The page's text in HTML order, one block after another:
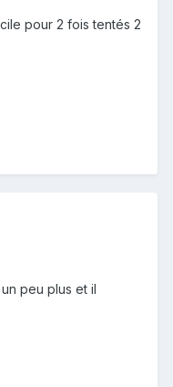
pour 2 fois tentés 2
peu plus et il